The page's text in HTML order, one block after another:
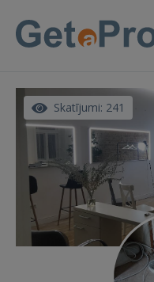
Skatījumi: 241